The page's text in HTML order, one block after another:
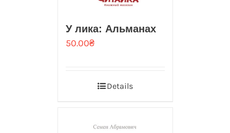
У лика: Альманах
50.00₴
Details